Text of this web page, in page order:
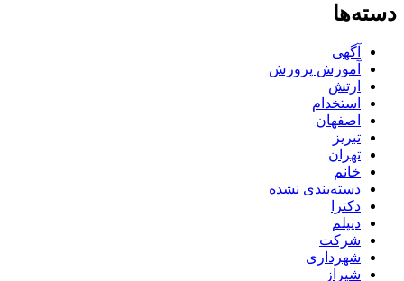
دسته‌ها
آگهی
آموزش پرورش
ارتش
استخدام
اصفهان
تبریز
تهران
خانم
دسته‌بندی نشده
دکترا
دیپلم
شرکت
شهرداری
شیراز